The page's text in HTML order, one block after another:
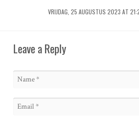
VRIJDAG, 25 AUGUSTUS 2023 AT
Leave a Reply